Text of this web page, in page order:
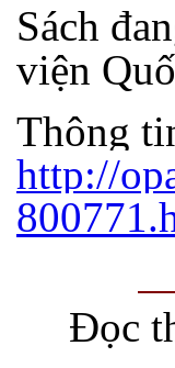
Sách
viện
Thông
http://
Đọc